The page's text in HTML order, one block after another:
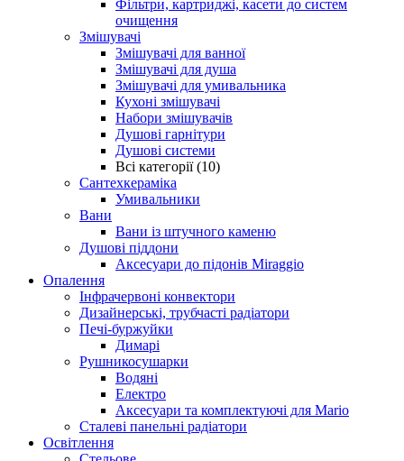
Фільтри, картриджі, касети до систем
очищення
Змішувачі
Змішувачі для ванної
Змішувачі для душа
Змішувачі для умивальника
Кухоні змішувачі
Набори змішувачів
Душові гарнітури
Душові системи
Всі категорії (10)
Сантехкераміка
Умивальники
Вани
Вани із штучного каменю
Душові піддони
Аксесуари до підонів Miraggio
Опалення
Інфрачервоні конвектори
Дизайнерські, трубчасті радіатори
Печі-буржуйки
Димарі
Рушникосушарки
Водяні
Електро
Аксесуари та комплектуючі для Mario
Сталеві панельні радіатори
Освітлення